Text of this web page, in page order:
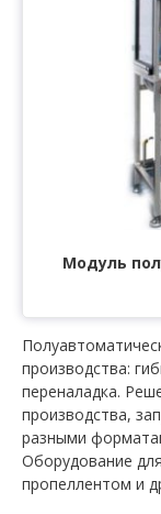
Модуль
производства:
переналадка.
производства,
разными
Оборудование
пропеллентом и